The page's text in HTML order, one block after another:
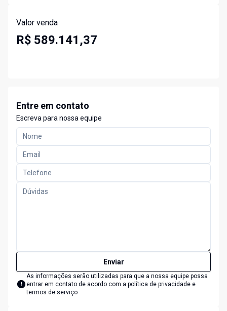
Valor venda
R$ 589.141,37
Entre em contato
Escreva para nossa equipe
Enviar
As informações serão utilizadas para que a nossa equipe possa
entrar em contato de acordo com a política de privacidade e
termos de serviço